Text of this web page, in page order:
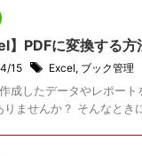
】PDFに変換する
15 Excel, ブック管理
成したデータやレポー
りませんか？ そんなと